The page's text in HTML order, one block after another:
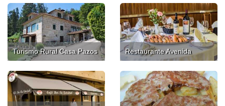
Turismo Rural Casa Pazos Restaurante Avenida